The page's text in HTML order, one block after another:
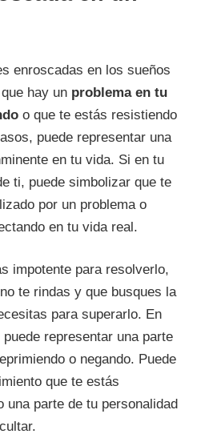
enroscadas en los sueños
hay un problema en tu
o que te estás resistiendo
puede representar una
en tu vida. Si en tu
ti, puede simbolizar que te
por un problema o
en tu vida real.
impotente para resolverlo,
te rindas y que busques la
para superarlo. En
representar una parte
o negando. Puede
que te estás
una parte de tu personalidad